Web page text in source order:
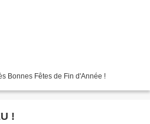
Bonnes Fêtes de Fin d'Année !
!